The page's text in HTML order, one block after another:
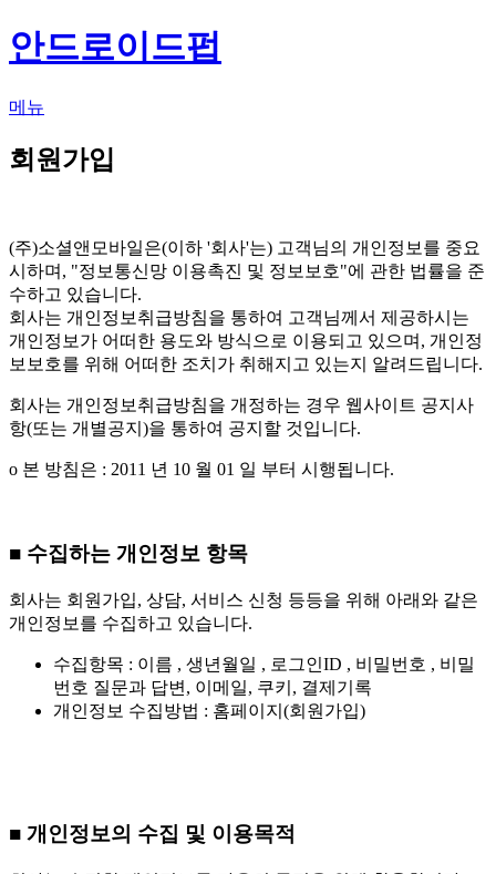
안드로이드펍
메뉴
회원가입
(주)소셜앤모바일은(이하 '회사'는) 고객님의 개인정보를 중요
시하며, "정보통신망 이용촉진 및 정보보호"에 관한 법률을 준
수하고 있습니다.
회사는 개인정보취급방침을 통하여 고객님께서 제공하시는
개인정보가 어떠한 용도와 방식으로 이용되고 있으며, 개인정
보보호를 위해 어떠한 조치가 취해지고 있는지 알려드립니다.
회사는 개인정보취급방침을 개정하는 경우 웹사이트 공지사
항(또는 개별공지)을 통하여 공지할 것입니다.
ο 본 방침은 : 2011 년 10 월 01 일 부터 시행됩니다.
■ 수집하는 개인정보 항목
회사는 회원가입, 상담, 서비스 신청 등등을 위해 아래와 같은
개인정보를 수집하고 있습니다.
수집항목 : 이름 , 생년월일 , 로그인ID , 비밀번호 , 비밀
번호 질문과 답변, 이메일, 쿠키, 결제기록
개인정보 수집방법 : 홈페이지(회원가입)
■ 개인정보의 수집 및 이용목적